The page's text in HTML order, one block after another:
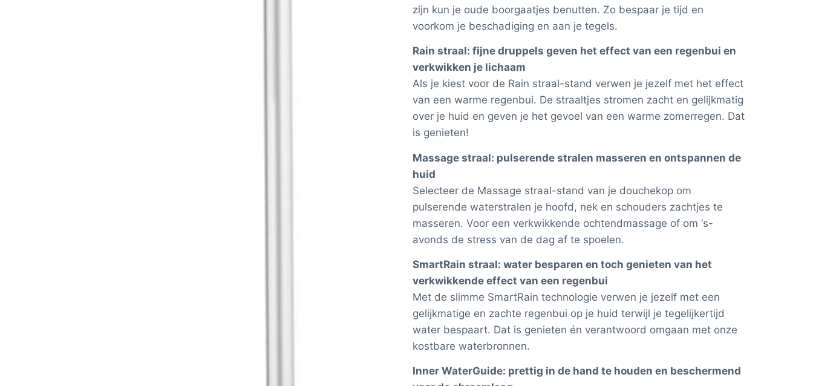
zijn kun je oude boorgaatjes benutten. Zo bespaar je tijd en
voorkom je beschadiging en aan je tegels.
Rain straal: fijne druppels geven het effect van een regenbui en
verkwikken je lichaam
Als je kiest voor de Rain straal-stand verwen je jezelf met het effect
van een warme regenbui. De straaltjes stromen zacht en gelijkmatig
over je huid en geven je het gevoel van een warme zomerregen. Dat
is genieten!
Massage straal: pulserende stralen masseren en ontspannen de
huid
Selecteer de Massage straal-stand van je douchekop om
pulserende waterstralen je hoofd, nek en schouders zachtjes te
masseren. Voor een verkwikkende ochtendmassage of om ‘s-
avonds de stress van de dag af te spoelen.
SmartRain straal: water besparen en toch genieten van het
verkwikkende effect van een regenbui
Met de slimme SmartRain technologie verwen je jezelf met een
gelijkmatige en zachte regenbui op je huid terwijl je tegelijkertijd
water bespaart. Dat is genieten én verantwoord omgaan met onze
kostbare waterbronnen.
Inner WaterGuide: prettig in de hand te houden en beschermend